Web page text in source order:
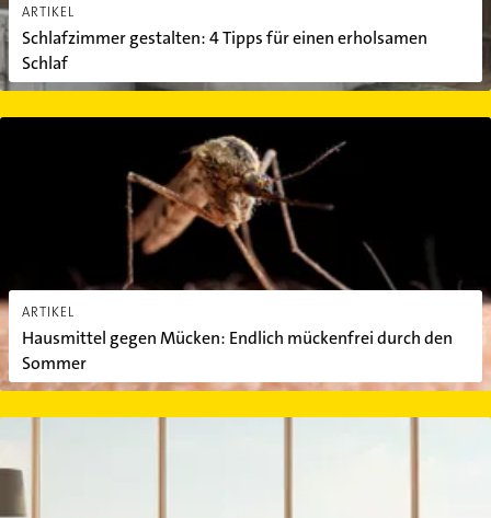
ARTIKEL
Schlafzimmer gestalten: 4 Tipps für einen erholsamen
Schlaf
ARTIKEL
Hausmittel gegen Mücken: Endlich mückenfrei durch den
Sommer